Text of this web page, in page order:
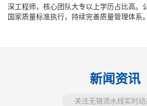
深工程师，核心团队大专以上学历占比高。
国家质量标准执行，持续完善质量管理体系。
新闻资讯
关注无锡流水线实时动